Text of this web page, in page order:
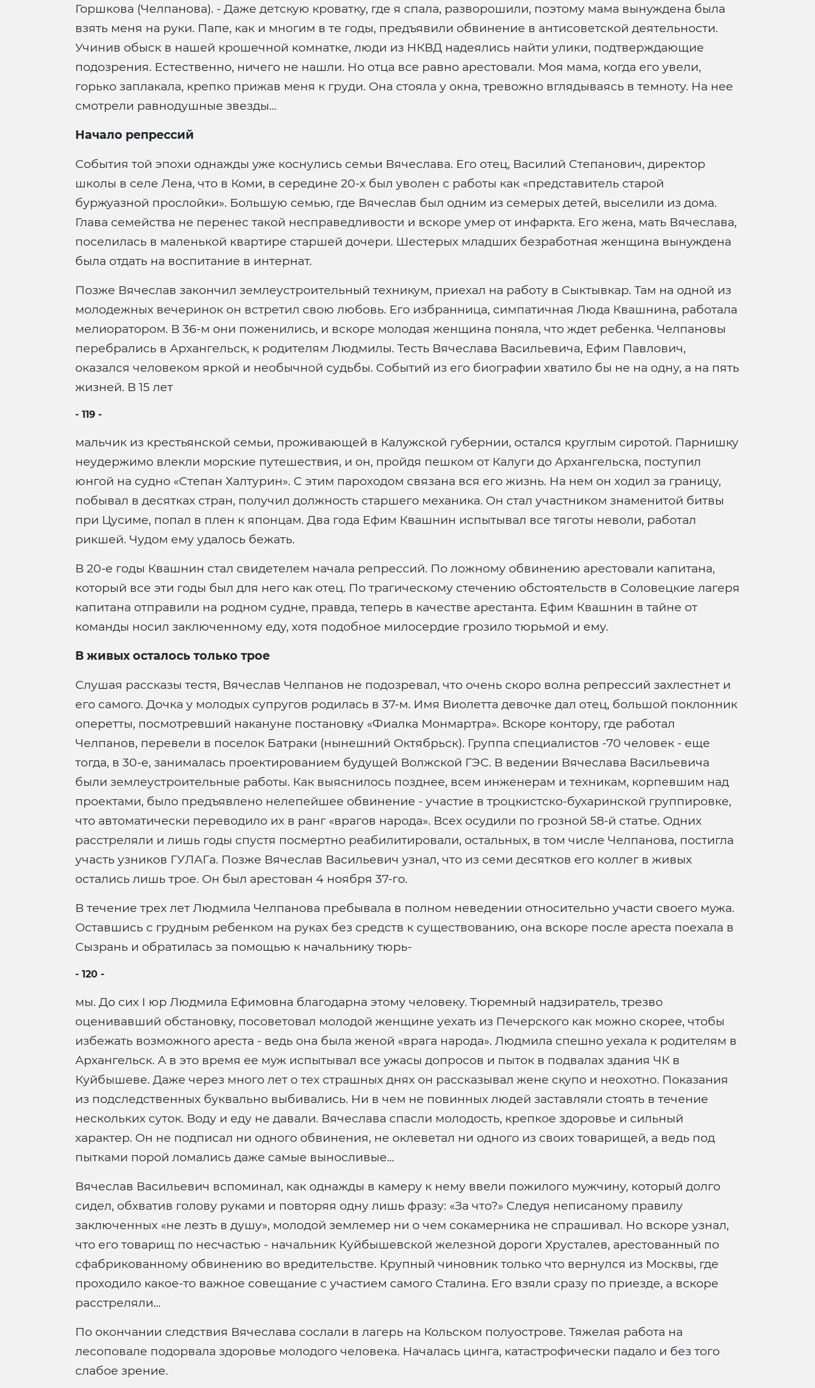
Горшкова (Челпанова). - Даже детскую кроватку, где я спала, разворошили, поэтому мама вынуждена была
взять меня на руки. Папе, как и многим в те годы, предъявили обвинение в антисоветской деятельности.
Учинив обыск в нашей крошечной комнатке, люди из НКВД надеялись найти улики, подтверждающие
подозрения. Естественно, ничего не нашли. Но отца все равно арестовали. Моя мама, когда его увели,
горько заплакала, крепко прижав меня к груди. Она стояла у окна, тревожно вглядываясь в темноту. На нее
смотрели равнодушные звезды...
Начало репрессий
События той эпохи однажды уже коснулись семьи Вячеслава. Его отец, Василий Степанович, директор
школы в селе Лена, что в Коми, в середине 20-х был уволен с работы как «представитель старой
буржуазной прослойки». Большую семью, где Вячеслав был одним из семерых детей, выселили из дома.
Глава семейства не перенес такой несправедливости и вскоре умер от инфаркта. Его жена, мать Вячеслава,
поселилась в маленькой квартире старшей дочери. Шестерых младших безработная женщина вынуждена
была отдать на воспитание в интернат.
Позже Вячеслав закончил землеустроительный техникум, приехал на работу в Сыктывкар. Там на одной из
молодежных вечеринок он встретил свою любовь. Его избранница, симпатичная Люда Квашнина, работала
мелиоратором. В 36-м они поженились, и вскоре молодая женщина поняла, что ждет ребенка. Челпановы
перебрались в Архангельск, к родителям Людмилы. Тесть Вячеслава Васильевича, Ефим Павлович,
оказался человеком яркой и необычной судьбы. Событий из его биографии хватило бы не на одну, а на пять
жизней. В 15 лет
- 119 -
мальчик из крестьянской семьи, проживающей в Калужской губернии, остался круглым сиротой. Парнишку
неудержимо влекли морские путешествия, и он, пройдя пешком от Калуги до Архангельска, поступил
юнгой на судно «Степан Халтурин». С этим пароходом связана вся его жизнь. На нем он ходил за границу,
побывал в десятках стран, получил должность старшего механика. Он стал участником знаменитой битвы
при Цусиме, попал в плен к японцам. Два года Ефим Квашнин испытывал все тяготы неволи, работал
рикшей. Чудом ему удалось бежать.
В 20-е годы Квашнин стал свидетелем начала репрессий. По ложному обвинению арестовали капитана,
который все эти годы был для него как отец. По трагическому стечению обстоятельств в Соловецкие лагеря
капитана отправили на родном судне, правда, теперь в качестве арестанта. Ефим Квашнин в тайне от
команды носил заключенному еду, хотя подобное милосердие грозило тюрьмой и ему.
В живых осталось только трое
Слушая рассказы тестя, Вячеслав Челпанов не подозревал, что очень скоро волна репрессий захлестнет и
его самого. Дочка у молодых супругов родилась в 37-м. Имя Виолетта девочке дал отец, большой поклонник
оперетты, посмотревший накануне постановку «Фиалка Монмартра». Вскоре контору, где работал
Челпанов, перевели в поселок Батраки (нынешний Октябрьск). Группа специалистов -70 человек - еще
тогда, в 30-е, занималась проектированием будущей Волжской ГЭС. В ведении Вячеслава Васильевича
были землеустроительные работы. Как выяснилось позднее, всем инженерам и техникам, корпевшим над
проектами, было предъявлено нелепейшее обвинение - участие в троцкистско-бухаринской группировке,
что автоматически переводило их в ранг «врагов народа». Всех осудили по грозной 58-й статье. Одних
расстреляли и лишь годы спустя посмертно реабилитировали, остальных, в том числе Челпанова, постигла
участь узников ГУЛАГа. Позже Вячеслав Васильевич узнал, что из семи десятков его коллег в живых
остались лишь трое. Он был арестован 4 ноября 37-го.
В течение трех лет Людмила Челпанова пребывала в полном неведении относительно участи своего мужа.
Оставшись с грудным ребенком на руках без средств к существованию, она вскоре после ареста поехала в
Сызрань и обратилась за помощью к начальнику тюрь-
- 120 -
мы. До сих I юр Людмила Ефимовна благодарна этому человеку. Тюремный надзиратель, трезво
оценивавший обстановку, посоветовал молодой женщине уехать из Печерского как можно скорее, чтобы
избежать возможного ареста - ведь она была женой «врага народа». Людмила спешно уехала к родителям в
Архангельск. А в это время ее муж испытывал все ужасы допросов и пыток в подвалах здания ЧК в
Куйбышеве. Даже через много лет о тех страшных днях он рассказывал жене скупо и неохотно. Показания
из подследственных буквально выбивались. Ни в чем не повинных людей заставляли стоять в течение
нескольких суток. Воду и еду не давали. Вячеслава спасли молодость, крепкое здоровье и сильный
характер. Он не подписал ни одного обвинения, не оклеветал ни одного из своих товарищей, а ведь под
пытками порой ломались даже самые выносливые...
Вячеслав Васильевич вспоминал, как однажды в камеру к нему ввели пожилого мужчину, который долго
сидел, обхватив голову руками и повторяя одну лишь фразу: «За что?» Следуя неписаному правилу
заключенных «не лезть в душу», молодой землемер ни о чем сокамерника не спрашивал. Но вскоре узнал,
что его товарищ по несчастью - начальник Куйбышевской железной дороги Хрусталев, арестованный по
сфабрикованному обвинению во вредительстве. Крупный чиновник только что вернулся из Москвы, где
проходило какое-то важное совещание с участием самого Сталина. Его взяли сразу по приезде, а вскоре
расстреляли...
По окончании следствия Вячеслава сослали в лагерь на Кольском полуострове. Тяжелая работа на
лесоповале подорвала здоровье молодого человека. Началась цинга, катастрофически падало и без того
слабое зрение.